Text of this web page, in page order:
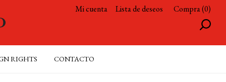
Mi cuenta Lista de deseos Compra (0)
RIGHTS CONTACTO